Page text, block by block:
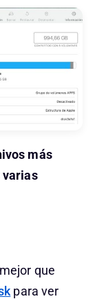
más
varias
que
para ver